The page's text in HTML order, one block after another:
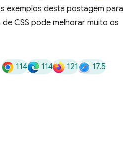
exemplos desta postagem para
CSS pode melhorar muito os
114 114 121 17.5